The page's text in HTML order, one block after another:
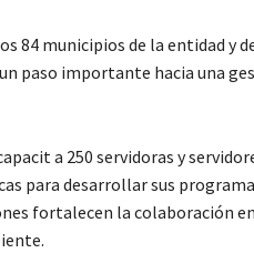
84 municipios de la entidad y
paso importante hacia una
a 250 servidoras y
para desarrollar sus
fortalecen la colaboración